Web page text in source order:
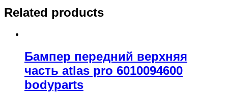
Related products
Бампер передний верхняя
часть atlas pro 6010094600
bodyparts